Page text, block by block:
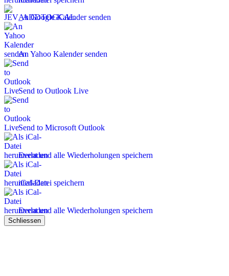
An Google Kalender senden
An Yahoo Kalender senden
Send to Outlook Live
Send to Microsoft Outlook
Event und alle Wiederholungen speichern
iCal-Datei speichern
Event und alle Wiederholungen speichern
Schliessen